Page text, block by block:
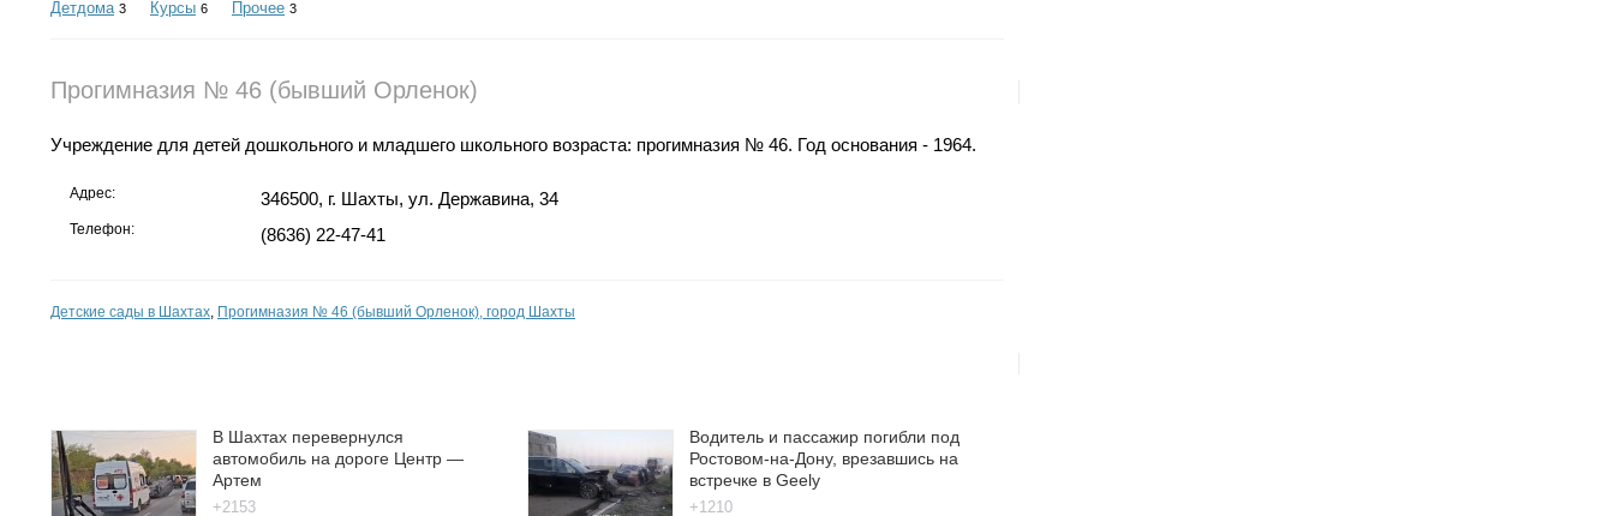
Детдома 3 Курсы 6 Прочее 3
Прогимназия № 46 (бывший Орленок)
Учреждение для детей дошкольного и младшего школьного возраста: прогимназия № 46. Год основания - 1964.
Адрес: 346500, г. Шахты, ул. Державина, 34
Телефон: (8636) 22-47-41
Детские сады в Шахтах, Прогимназия № 46 (бывший Орленок), город Шахты
В Шахтах перевернулся
автомобиль на дороге Центр —
Артем
+2153
Водитель и пассажир погибли под
Ростовом-на-Дону, врезавшись на
встречке в Geely
+1210